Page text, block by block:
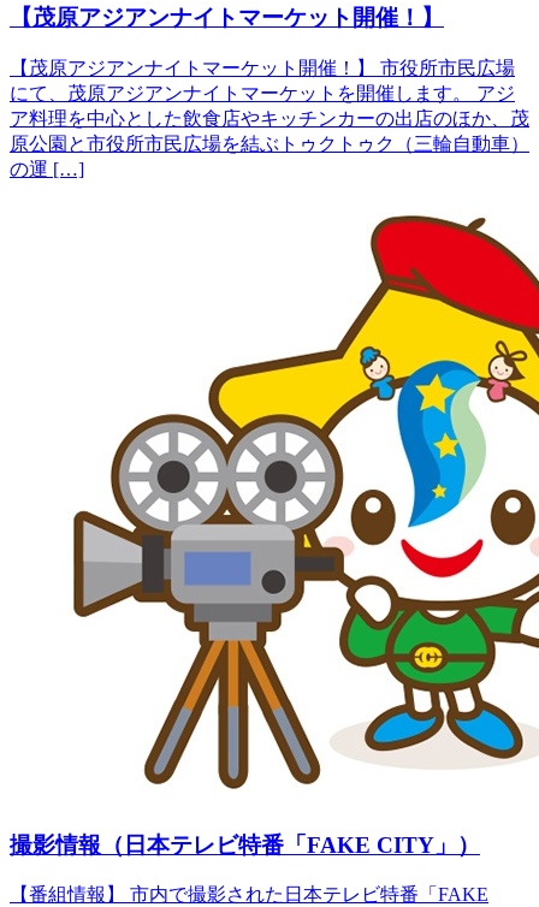
【茂原アジアンナイトマーケット開催！】
【茂原アジアンナイトマーケット開催！】 市役所市民広場
にて、茂原アジアンナイトマーケットを開催します。 アジ
ア料理を中心とした飲食店やキッチンカーの出店のほか、茂
原公園と市役所市民広場を結ぶトゥクトゥク（三輪自動車）
の運 […]
撮影情報（日本テレビ特番「FAKE CITY」）
【番組情報】 市内で撮影された日本テレビ特番「FAKE